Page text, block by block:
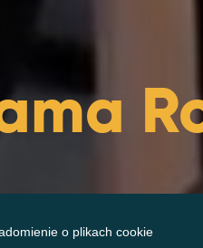
o plikach cookie